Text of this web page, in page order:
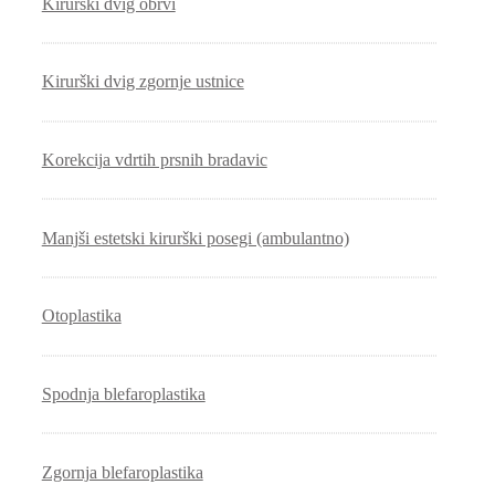
Kirurški dvig obrvi
Kirurški dvig zgornje ustnice
Korekcija vdrtih prsnih bradavic
Manjši estetski kirurški posegi (ambulantno)
Otoplastika
Spodnja blefaroplastika
Zgornja blefaroplastika